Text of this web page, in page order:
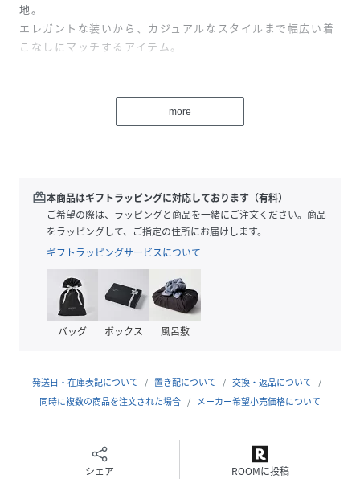
地。
エレガントな装いから、カジュアルなスタイルまで幅広い着
こなしにマッチするアイテム。
大人の女性に向け物質的なものだけでなく、心まで満たすこ
とを追求したハイクリエイションブランド
※2E
※日本製
※MADEINJAPAN
※modeetjacoomoモードエジャコモ
■素材：本革（ステア）
#靴#レディースシューズ#レディースサンダル#ストラップ#
性別タイプ レディース
more
redeem本商品はギフトラッピングに対応しております（有料）
ご希望の際は、ラッピングと商品を一緒にご注文ください。商品
をラッピングして、ご指定の住所にお届けします。
ギフトラッピングサービスについて
バッグ ボックス 風呂敷
発送日・在庫表記について 置き配について
交換・返品について
同時に複数の商品を注文された場合
メーカー希望小売価格について
シェア ROOMに投稿